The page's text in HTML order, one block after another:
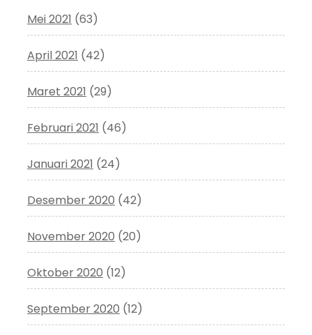
Mei 2021 (63)
April 2021 (42)
Maret 2021 (29)
Februari 2021 (46)
Januari 2021 (24)
Desember 2020 (42)
November 2020 (20)
Oktober 2020 (12)
September 2020 (12)